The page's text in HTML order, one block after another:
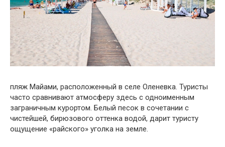
пляж Майами, расположенный в селе Оленевка. Туристы
часто сравнивают атмосферу здесь с одноименным
заграничным курортом. Белый песок в сочетании с
чистейшей, бирюзового оттенка водой, дарит туристу
ощущение «райского» уголка на земле.